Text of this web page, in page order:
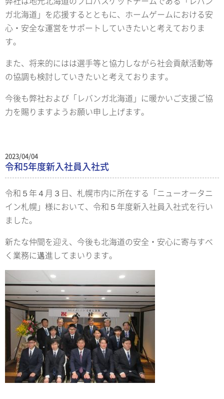
ガ北海道」を応援するとともに、ホームゲームにおける安
心・安全な運営をサポートしていきたいと考えておりま
す。
また、将来的にはは選手等と協力しながら社会貢献活動等
の協調も検討していきたいと考えております。
今後も弊社および「レバンガ北海道」に暖かいご支援ご協
力を賜りますようお願い申し上げます。
2023/04/04
令和5年度新入社員入社式
令和５年４月３日、札幌市内に所在する「ニューオータニ
イン札幌」様において、令和５年度新入社員入社式を行い
ました。
新たな仲間を迎え、今後も北海道の安全・安心に寄与すべ
く業務に邁進してまいります。